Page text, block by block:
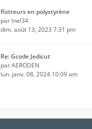
flotteurs en polystyrène
par lnel34
dim. août 13, 2023 7:31 pm
Re: Gcode Jedicut
parAERODEN
lun. janv. 08, 2024 10:09 am